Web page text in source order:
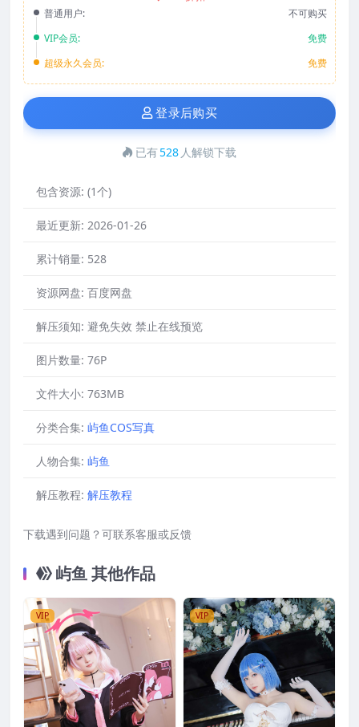
普通用户:
不可购买
VIP会员:
免费
超级永久会员:
免费
登录后购买
已有528 人解锁下载
包含资源: (1个)
最近更新: 2026-01-26
累计销量: 528
资源网盘: 百度网盘
解压须知: 避免失效 禁止在线预览
图片数量: 76P
文件大小: 763MB
分类合集: 屿鱼COS写真
人物合集: 屿鱼
解压教程: 解压教程
下载遇到问题？可联系客服或反馈
屿鱼 其他作品
VIP VIP